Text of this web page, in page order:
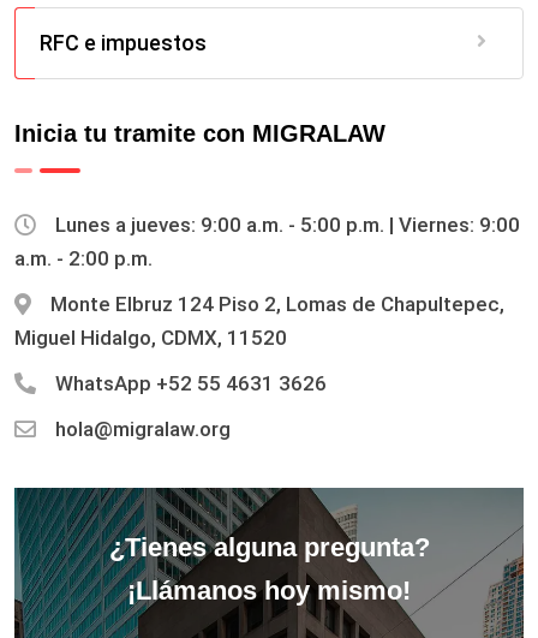
RFC e impuestos
Inicia tu tramite con MIGRALAW
Lunes a jueves: 9:00 a.m. - 5:00 p.m. | Viernes: 9:00
a.m. - 2:00 p.m.
Monte Elbruz 124 Piso 2, Lomas de Chapultepec,
Miguel Hidalgo, CDMX, 11520
WhatsApp +52 55 4631 3626
hola@migralaw.org
¿Tienes alguna pregunta?
¡Llámanos hoy mismo!